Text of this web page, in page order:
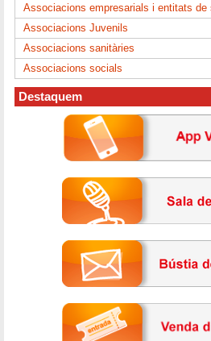
Associacions empresarials i entitats de
Associacions Juvenils
Associacions sanitàries
Associacions socials
Destaquem